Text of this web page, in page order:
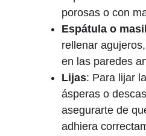
porosas o con
Espátula o
rellenar
en las paredes
Lijas: Para lijar
ásperas o
asegurarte de
adhiera